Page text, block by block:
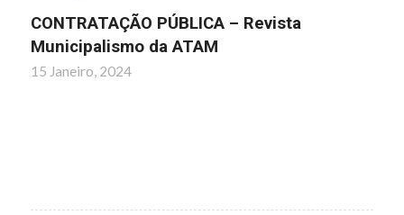
CONTRATAÇÃO PÚBLICA – Revista
Municipalismo da ATAM
15 Janeiro, 2024